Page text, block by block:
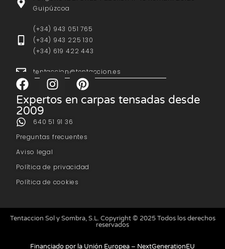
Guipúzcoa
(+34) 943 051 765
(+34) 943 225 130
(+34) 619 422 443
tentaccion@tentaccion.es
Expertos en carpas tensadas desde
2009
640 51 91 36
Preguntas frecuentes
Aviso legal
Política de privacidad
Política de cookies
Tentaccion Sol y Sombra, S.L. Copyright © 2025 Todos los derechos
reservados
Financiado por la Unión Europea – NextGenerationEU